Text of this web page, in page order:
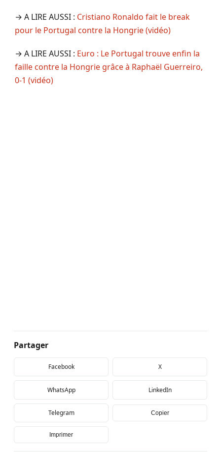
→ A LIRE AUSSI : Cristiano Ronaldo fait le break
pour le Portugal contre la Hongrie (vidéo)
→ A LIRE AUSSI : Euro : Le Portugal trouve enfin la
faille contre la Hongrie grâce à Raphaël Guerreiro,
0-1 (vidéo)
Partager
Facebook X
WhatsApp LinkedIn
Telegram Copier
Imprimer